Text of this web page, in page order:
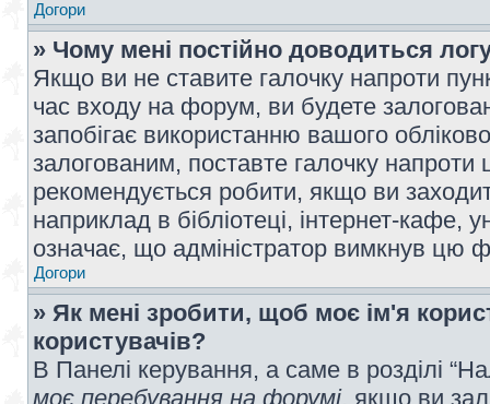
Догори
» Чому мені постійно доводиться
Якщо ви не ставите галочку напроти
час входу на форум, ви будете
запобігає використанню вашого
залогованим, поставте галочку
рекомендується робити, якщо ви
наприклад в бібліотеці, інтернет-кафе,
означає, що адміністратор вимкнув цю
Догори
» Як мені зробити, щоб моє ім'я
користувачів?
В Панелі керування, а саме в розділі
моє перебування на форумі, якщо ви